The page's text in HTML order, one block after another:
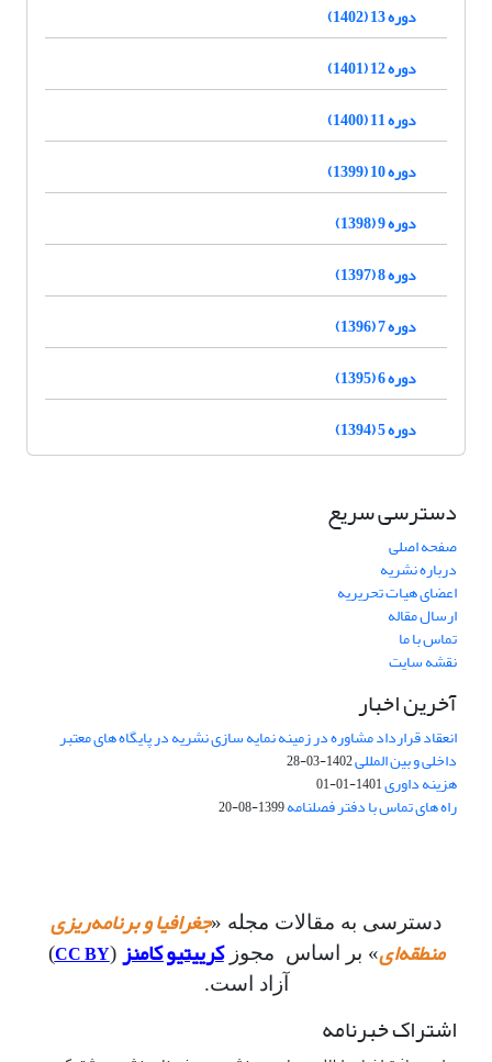
دوره 13 (1402)
دوره 12 (1401)
دوره 11 (1400)
دوره 10 (1399)
دوره 9 (1398)
دوره 8 (1397)
دوره 7 (1396)
دوره 6 (1395)
دوره 5 (1394)
دسترسی سریع
صفحه اصلی
درباره نشریه
اعضای هیات تحریریه
ارسال مقاله
تماس با ما
نقشه سایت
آخرین اخبار
انعقاد قرارداد مشاوره در زمینه نمایه سازی نشریه در پایگاه های معتبر
داخلی و بین المللی1402-03-28
هزینه داوری1401-01-01
راه های تماس با دفتر فصلنامه1399-08-20
دسترسی به مقالات مجله «جغرافیا و برنامه‌ریزی
منطقه‌ای» بر اساس مجوزکرییتیو کامنز (
CC BY
)
آزاد است.
اشتراک خبرنامه